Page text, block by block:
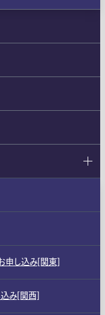
申し込み[関東]
み[関西]